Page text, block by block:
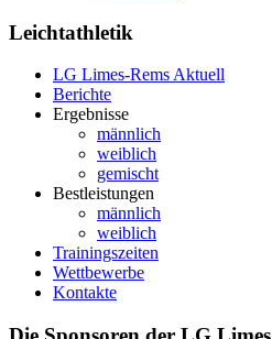
Leichtathletik
LG Limes-Rems Aktuell
Berichte
Ergebnisse
männlich
weiblich
gemischt
Bestleistungen
männlich
weiblich
Trainingszeiten
Wettbewerbe
Kontakte